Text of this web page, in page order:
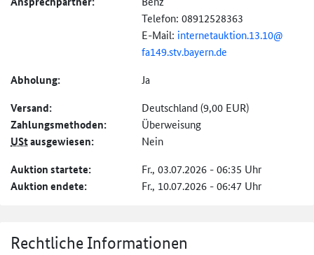
Telefon: 08912528363
E-Mail: internetauktion.13.10@
fa149.stv.bayern.de
Abholung: Ja
Versand: Deutschland (9,00 EUR)
Zahlungs­methoden: Überweisung
UStausgewiesen: Nein
Auktion startete: Fr., 03.07.2026 - 06:35 Uhr
Auktion endete: Fr., 10.07.2026 - 06:47 Uhr
Rechtliche Informationen